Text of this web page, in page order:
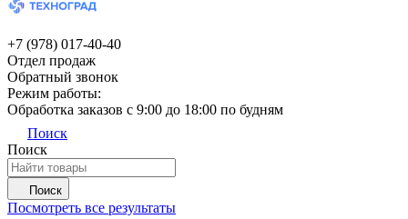
+7 (978) 017-40-40
Отдел продаж
Обратный звонок
Режим работы:
Обработка заказов с 9:00 до 18:00 по будням
Поиск
Поиск
Поиск
Посмотреть все результаты